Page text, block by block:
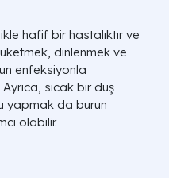
hafif bir hastalıktır ve
dinlenmek ve
enfeksiyonla
sıcak bir duş
yapmak da burun
olabilir.